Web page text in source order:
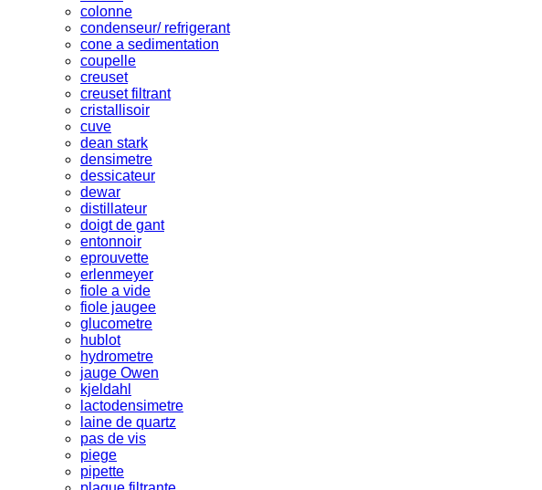
colonne
condenseur/ refrigerant
cone a sedimentation
coupelle
creuset
creuset filtrant
cristallisoir
cuve
dean stark
densimetre
dessicateur
dewar
distillateur
doigt de gant
entonnoir
eprouvette
erlenmeyer
fiole a vide
fiole jaugee
glucometre
hublot
hydrometre
jauge Owen
kjeldahl
lactodensimetre
laine de quartz
pas de vis
piege
pipette